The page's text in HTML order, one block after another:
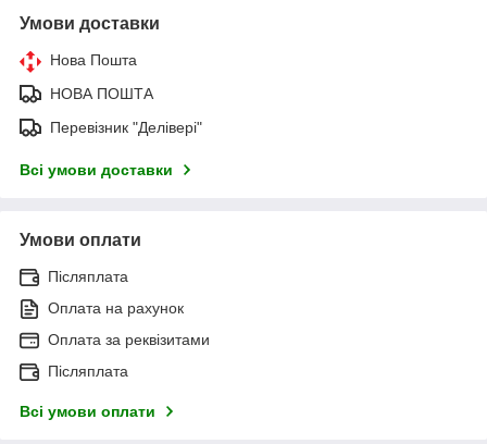
Умови доставки
Нова Пошта
НОВА ПОШТА
Перевізник "Делівері"
Всі умови доставки
Умови оплати
Післяплата
Оплата на рахунок
Оплата за реквізитами
Післяплата
Всі умови оплати